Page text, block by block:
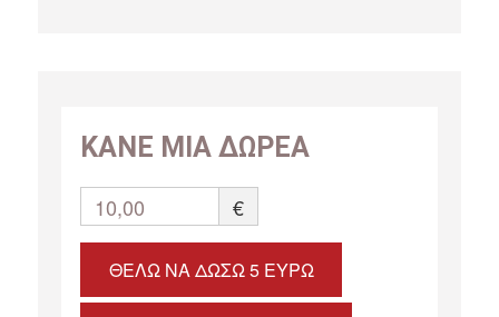
ΚΑΝΕ ΜΙΑ ΔΩΡΕΑ
10,00 €
ΘΈΛΩ ΝΑ ΔΏΣΩ 5 ΕΥΡΏ